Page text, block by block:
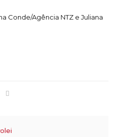
Conde/Agência NTZ e Juliana